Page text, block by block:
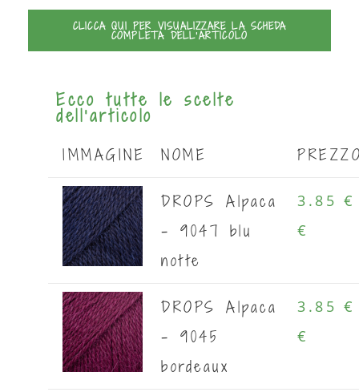
CLICCA QUI PER VISUALIZZARE LA SCHEDA
COMPLETA DELL'ARTICOLO
Ecco tutte le scelte
dell'articolo
IMMAGINE NOME
DROPS Alpaca
- 9047 blu
notte
3.85 €
€
DROPS Alpaca
- 9045
bordeaux
3.85 €
€